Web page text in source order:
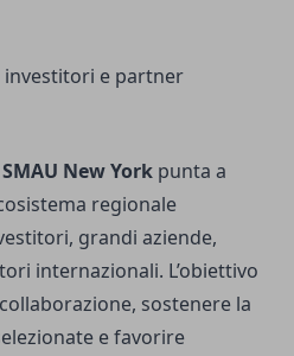
investitori e partner
SMAU New York punta a
regionale
grandi aziende,
internazionali. L’obiettivo
sostenere la
e favorire